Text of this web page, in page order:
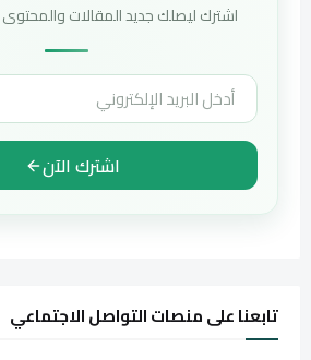
اشترك ليصلك جديد المقالات والمحتوى
اشترك الآن
تابعنا على منصات التواصل الاجتماعي